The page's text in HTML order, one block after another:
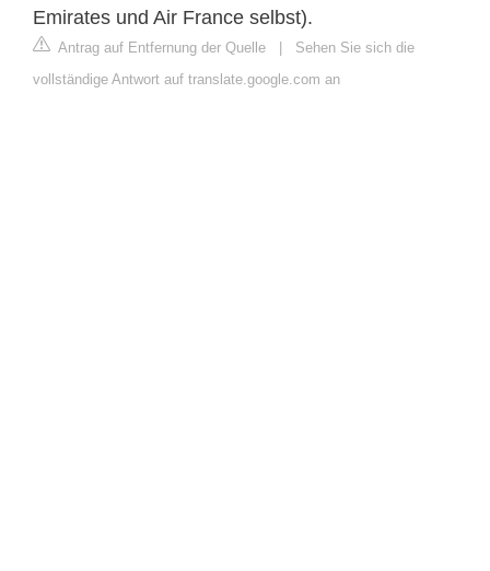
Emirates und Air France selbst).
Antrag auf Entfernung der Quelle | Sehen Sie sich die
vollständige Antwort auf translate.google.com an